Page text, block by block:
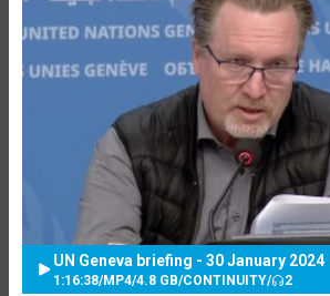
UN Geneva briefing - 30 January 2024
1:16:38/MP4/4.8 GB/CONTINUITY/ 2